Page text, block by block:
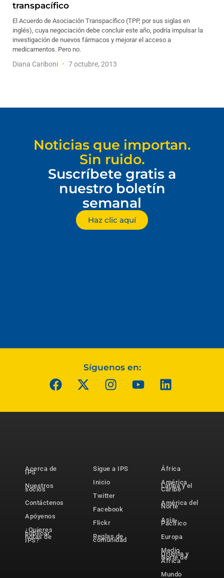
transpacífico
El Acuerdo de Asociación Transpacífico (TPP, por sus siglas en
inglés), cuya negociación debe concluir este año, podría impulsar la
investigación de nuevos fármacos y mejorar el acceso a
medicamentos. Pero no.
Diana Cariboni 7 octubre, 2013
Noticias que importan.
Sin ruido.
Suscríbete gratis a
nuestro boletín
semanal
Haz clic aquí
Síguenos en:
Acerca de
IPS
Nuestros
socios
Contáctenos
Apóyenos
¿Quieres
publicar
notas de
IPS?
Sigue a IPS
Inicio
Twitter
Facebook
Flickr
Reglas de
comunidad
África
América
Latina y el
Caribe
América del
Norte
Asia-
Pacífico
Europa
Medio
Oriente y
Norte de
África
Mundo